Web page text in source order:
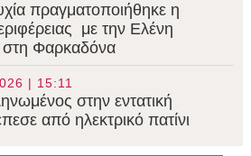
πραγματοποιήθηκε η
με την Ελένη
στη Φαρκαδόνα
| 15:11
στην εντατική
από ηλεκτρικό πατίνι